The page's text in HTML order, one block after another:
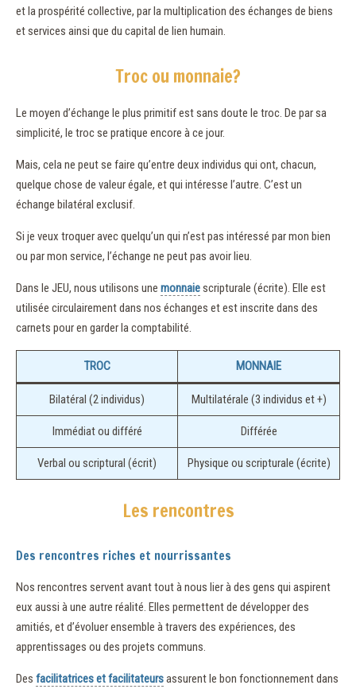
et la prospérité collective, par la multiplication des échanges de biens
et services ainsi que du capital de lien humain.
Troc ou monnaie?
Le moyen d’échange le plus primitif est sans doute le troc. De par sa
simplicité, le troc se pratique encore à ce jour.
Mais, cela ne peut se faire qu’entre deux individus qui ont, chacun,
quelque chose de valeur égale, et qui intéresse l’autre. C’est un
échange bilatéral exclusif.
Si je veux troquer avec quelqu’un qui n’est pas intéressé par mon bien
ou par mon service, l’échange ne peut pas avoir lieu.
Dans le JEU, nous utilisons une monnaiescripturale (écrite). Elle est
utilisée circulairement dans nos échanges et est inscrite dans des
carnets pour en garder la comptabilité.
TROC MONNAIE
Bilatéral (2 individus) Multilatérale (3 individus et +)
Immédiat ou différé Différée
Verbal ou scriptural (écrit) Physique ou scripturale (écrite)
Les rencontres
Des rencontres riches et nourrissantes
Nos rencontres servent avant tout à nous lier à des gens qui aspirent
eux aussi à une autre réalité. Elles permettent de développer des
amitiés, et d’évoluer ensemble à travers des expériences, des
apprentissages ou des projets communs.
Des facilitatrices et facilitateursassurent le bon fonctionnement dans